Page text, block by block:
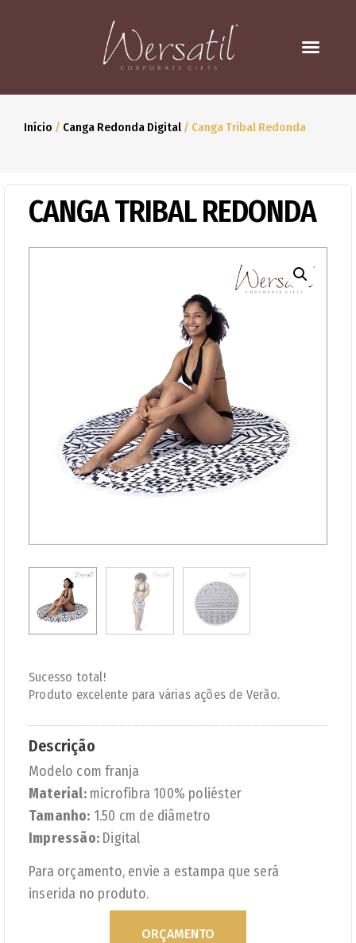
Início / Canga Redonda Digital / Canga Tribal Redonda
CANGA TRIBAL REDONDA
Sucesso total!
Produto excelente para várias ações de Verão.
Descrição
Modelo com franja
Material:microfibra 100% poliéster
Tamanho: 1.50 cm de diâmetro
Impressão: Digital
Para orçamento, envie a estampa que será
inserida no produto.
ORÇAMENTO